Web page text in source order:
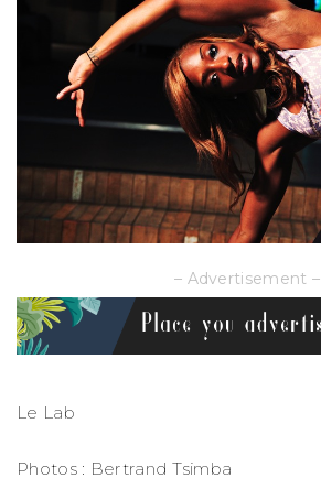
– Advertisement –
Le Lab
Photos : Bertrand Tsimba